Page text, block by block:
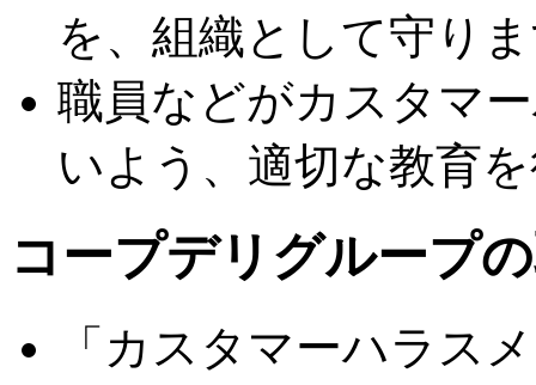
を、組織として守り
職員などがカスタマ
いよう、適切な教育
コープデリグループ
「カスタマーハラス